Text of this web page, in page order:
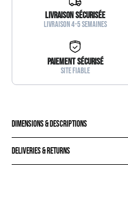
Livraison sécurisée
Livraison 4-5 semaines
Paiement sécurisé
Site fiable
dimensions & descriptions
DELIVERIES & RETURNS